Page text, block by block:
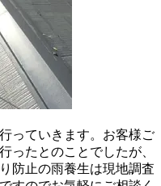
っていきます。お客様ご
ったとのことでしたが、
防止の雨養生は現地調査